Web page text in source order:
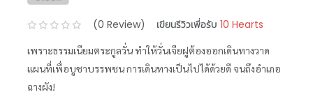
(0 Review) เขียนรีวิวเพื่อรับ 10 Hearts
เพราะธรรมเนียมตระกูลวั่น ทำให้วั่นเจียฝูต้องออกเดินทางวาด
แผนที่เพื่อบูชาบรรพชน การเดินทางเป็นไปได้ด้วยดี จนถึงอำเภอ
ฉางผัง!